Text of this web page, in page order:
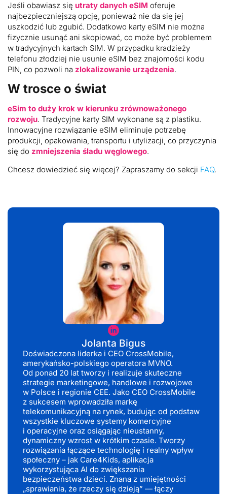
Jeśli obawiasz się utraty danych eSIM oferuje
najbezpieczniejszą opcję, ponieważ nie da się jej
uszkodzić lub zgubić. Dodatkowo karty eSIM nie można
fizycznie usunąć ani skopiować, co może być problemem
w tradycyjnych kartach SIM. W przypadku kradzieży
telefonu złodziej nie usunie eSIM bez znajomości kodu
PIN, co pozwoli na zlokalizowanie urządzenia.
W trosce o świat
eSim to duży krok w kierunku zrównoważonego
rozwoju. Tradycyjne karty SIM wykonane są z plastiku.
Innowacyjne rozwiązanie eSIM eliminuje potrzebę
produkcji, opakowania, transportu i utylizacji, co przyczynia
się do zmniejszenia śladu węglowego.
Chcesz dowiedzieć się więcej? Zapraszamy do sekcji FAQ.
Jolanta
Bigus
Jolanta Bigus
Doświadczona liderka i CEO CrossMobile,
amerykańsko-polskiego operatora MVNO.
Od ponad 20 lat tworzy i realizuje skuteczne
strategie marketingowe, handlowe i rozwojowe
w Polsce i regionie CEE. Jako CEO CrossMobile
z sukcesem wprowadziła markę
telekomunikacyjną na rynek, budując od podstaw
wszystkie kluczowe systemy komercyjne
i operacyjne oraz osiągając nieustanny,
dynamiczny wzrost w krótkim czasie. Tworzy
rozwiązania łączące technologię i realny wpływ
społeczny – jak Care4Kids, aplikacja
wykorzystująca AI do zwiększania
bezpieczeństwa dzieci. Znana z umiejętności
„sprawiania, że rzeczy się dzieją” — łączy